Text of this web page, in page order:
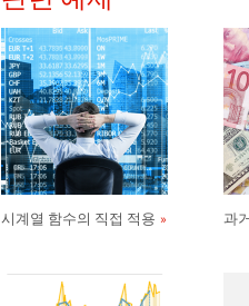
시계열 함수의 직접 적용 과